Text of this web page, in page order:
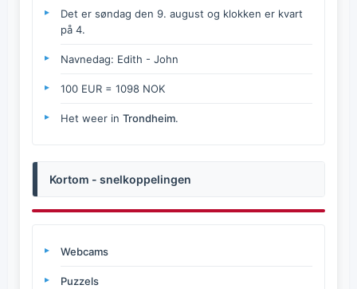
Det er søndag den 9. august og klokken er kvart
på 4.
Navnedag: Edith - John
100 EUR = 1098 NOK
Het weer in Trondheim.
Kortom - snelkoppelingen
Webcams
Puzzels